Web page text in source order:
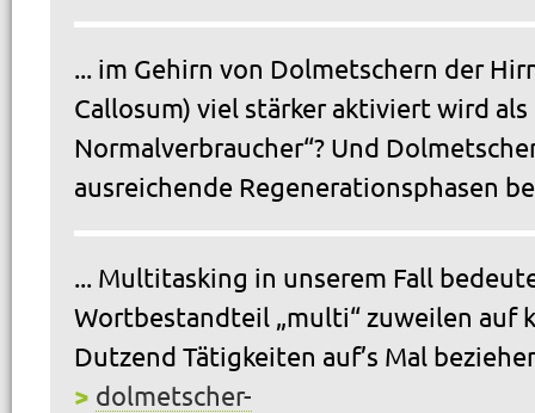
... im Gehirn von Dolmetschern der
Callosum) viel stärker aktiviert wird
Normalverbraucher“? Und
ausreichende Regenerationsphasen
... Multitasking in unserem Fall
Wortbestandteil „multi“ zuweilen auf
Dutzend Tätigkeiten auf’s Mal
> dolmetscher-